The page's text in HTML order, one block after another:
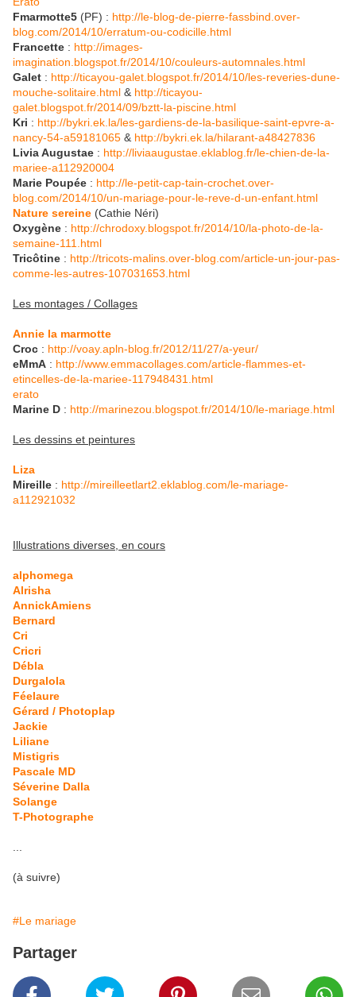
Fmarmotte5 (PF) : http://le-blog-de-pierre-fassbind.over-
blog.com/2014/10/erratum-ou-codicille.html
Francette : http://images-
imagination.blogspot.fr/2014/10/couleurs-automnales.html
Galet : http://ticayou-galet.blogspot.fr/2014/10/les-reveries-dune-
mouche-solitaire.html & http://ticayou-
galet.blogspot.fr/2014/09/bztt-la-piscine.html
Kri : http://bykri.ek.la/les-gardiens-de-la-basilique-saint-epvre-a-
nancy-54-a59181065 & http://bykri.ek.la/hilarant-a48427836
Livia Augustae : http://liviaaugustae.eklablog.fr/le-chien-de-la-
mariee-a112920004
Marie Poupée : http://le-petit-cap-tain-crochet.over-
blog.com/2014/10/un-mariage-pour-le-reve-d-un-enfant.html
Nature sereine (Cathie Néri)
Oxygène : http://chrodoxy.blogspot.fr/2014/10/la-photo-de-la-
semaine-111.html
Tricôtine : http://tricots-malins.over-blog.com/article-un-jour-pas-
comme-les-autres-107031653.html
Les montages / Collages
Annie la marmotte
Croc : http://voay.apln-blog.fr/2012/11/27/a-yeur/
eMmA : http://www.emmacollages.com/article-flammes-et-
etincelles-de-la-mariee-117948431.html
erato
Marine D : http://marinezou.blogspot.fr/2014/10/le-mariage.html
Les dessins et peintures
Liza
Mireille : http://mireilleetlart2.eklablog.com/le-mariage-
a112921032
Illustrations diverses, en cours
alphomega
Alrisha
AnnickAmiens
Bernard
Cri
Cricri
Débla
Durgalola
Féelaure
Gérard / Photoplap
Jackie
Liliane
Mistigris
Pascale MD
Séverine Dalla
Solange
T-Photographe
(à suivre)
#Le mariage
Partager